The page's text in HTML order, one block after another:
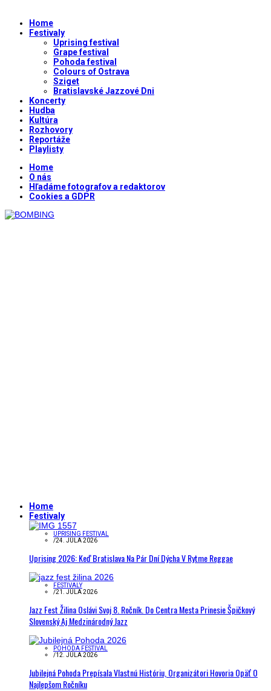
Home
Festivaly
Uprising festival
Grape festival
Pohoda festival
Colours of Ostrava
Sziget
Bratislavské Jazzové Dni
Koncerty
Hudba
Kultúra
Rozhovory
Reportáže
Playlisty
Home
O nás
Hľadáme fotografov a redaktorov
Cookies a GDPR
Home
Festivaly
UPRISING FESTIVAL
/24. JÚLA 2026
Uprising 2026: Keď Bratislava Na Pár Dní Dýcha V Rytme Reggae
FESTIVALY
/21. JÚLA 2026
Jazz Fest Žilina Oslávi Svoj 8. Ročník. Do Centra Mesta Prinesie Špičkový
Slovenský Aj Medzinárodný Jazz
POHODA FESTIVAL
/12. JÚLA 2026
Jubilejná Pohoda Prepísala Vlastnú Históriu, Organizátori Hovoria Opäť O
Najlepšom Ročníku